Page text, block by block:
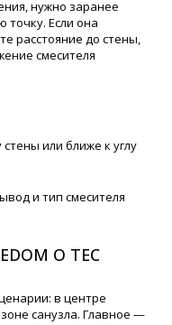
нужно заранее
точку. Если она
расстояние до стены,
смесителя
или ближе к углу
и тип смесителя
O TEC
в центре
санузла. Главное —